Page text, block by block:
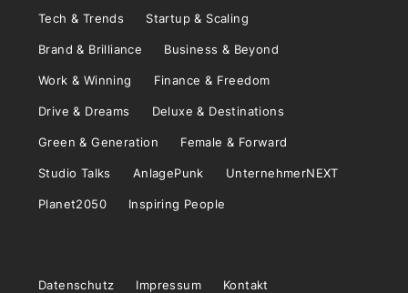
Tech & Trends Startup & Scaling
Brand & Brilliance Business & Beyond
Work & Winning Finance & Freedom
Drive & Dreams Deluxe & Destinations
Green & Generation Female & Forward
Studio Talks AnlagePunk UnternehmerNEXT
Planet2050 Inspiring People
Datenschutz Impressum Kontakt